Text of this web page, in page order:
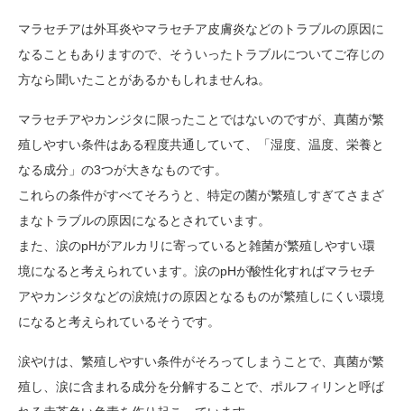
マラセチアは外耳炎やマラセチア皮膚炎などのトラブルの原因に
なることもありますので、そういったトラブルについてご存じの
方なら聞いたことがあるかもしれませんね。
マラセチアやカンジタに限ったことではないのですが、真菌が繁
殖しやすい条件はある程度共通していて、「湿度、温度、栄養と
なる成分」の3つが大きなものです。
これらの条件がすべてそろうと、特定の菌が繁殖しすぎてさまざ
まなトラブルの原因になるとされています。
また、涙のpHがアルカリに寄っていると雑菌が繁殖しやすい環
境になると考えられています。涙のpHが酸性化すればマラセチ
アやカンジタなどの涙焼けの原因となるものが繁殖しにくい環境
になると考えられているそうです。
涙やけは、繁殖しやすい条件がそろってしまうことで、真菌が繁
殖し、涙に含まれる成分を分解することで、ポルフィリンと呼ば